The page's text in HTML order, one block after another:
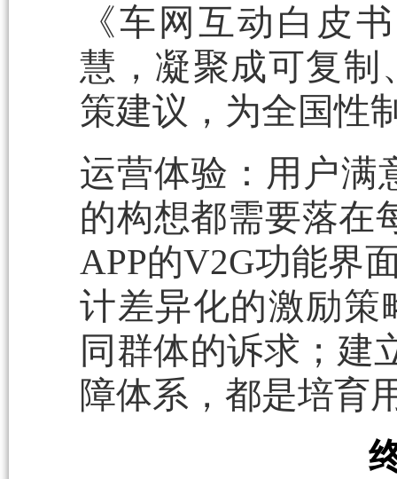
《车网互动白皮
慧，凝聚成可复制
策建议，为全国性
运营体验：用户满
的构想都需要落在
APP的V2G功能界
计差异化的激励策
同群体的诉求；建
障体系，都是培育